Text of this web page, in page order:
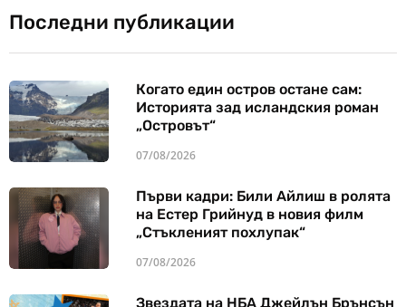
Последни публикации
Когато един остров остане сам:
Историята зад исландския роман
„Островът“
07/08/2026
Първи кадри: Били Айлиш в ролята
на Естер Грийнуд в новия филм
„Стъкленият похлупак“
07/08/2026
Звездата на НБА Джейлън Брънсън